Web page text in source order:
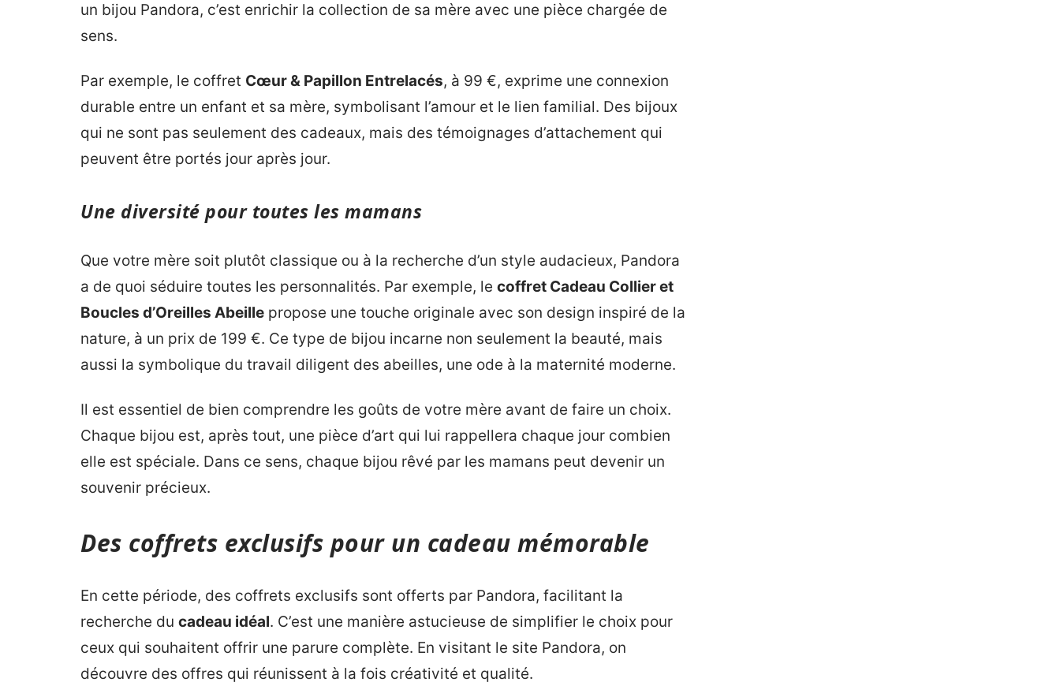
un bijou Pandora, c’est enrichir la collection de sa mère avec une pièce chargée de
sens.
Par exemple, le coffret Cœur & Papillon Entrelacés, à 99 €, exprime une connexion
durable entre un enfant et sa mère, symbolisant l’amour et le lien familial. Des bijoux
qui ne sont pas seulement des cadeaux, mais des témoignages d’attachement qui
peuvent être portés jour après jour.
Une diversité pour toutes les mamans
Que votre mère soit plutôt classique ou à la recherche d’un style audacieux, Pandora
a de quoi séduire toutes les personnalités. Par exemple, le coffret Cadeau Collier et
Boucles d’Oreilles Abeille propose une touche originale avec son design inspiré de la
nature, à un prix de 199 €. Ce type de bijou incarne non seulement la beauté, mais
aussi la symbolique du travail diligent des abeilles, une ode à la maternité moderne.
Il est essentiel de bien comprendre les goûts de votre mère avant de faire un choix.
Chaque bijou est, après tout, une pièce d’art qui lui rappellera chaque jour combien
elle est spéciale. Dans ce sens, chaque bijou rêvé par les mamans peut devenir un
souvenir précieux.
Des coffrets exclusifs pour un cadeau mémorable
En cette période, des coffrets exclusifs sont offerts par Pandora, facilitant la
recherche du cadeau idéal. C’est une manière astucieuse de simplifier le choix pour
ceux qui souhaitent offrir une parure complète. En visitant le site Pandora, on
découvre des offres qui réunissent à la fois créativité et qualité.